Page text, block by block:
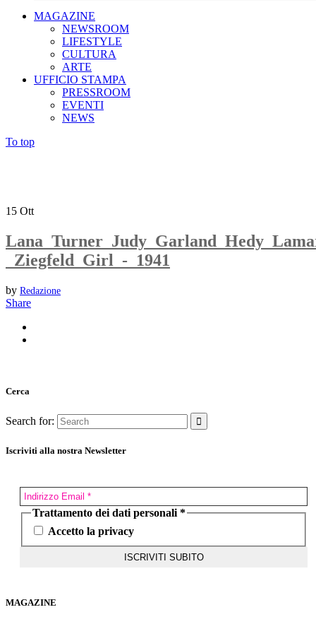
MAGAZINE
NEWSROOM
LIFESTYLE
CULTURA
ARTE
UFFICIO STAMPA
PRESSROOM
EVENTI
NEWS
To top
15 Ott
_Ziegfeld_Girl_-_1941
by Redazione
Share
Cerca
Search for:
Iscriviti alla nostra Newsletter
Trattamento dei dati personali *
Accetto la privacy
MAGAZINE